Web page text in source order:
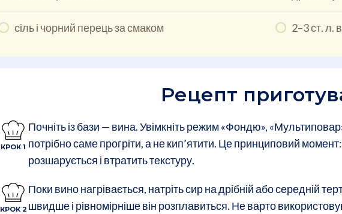
сіль і чорний перець за смаком 2–3 ст. л.
Рецепт
КРОК 1
Почніть із бази — вина. Увімкніть режим «Фондю»,
потрібно саме прогріти, а не кип’ятити. Це принциповий
розшарується і втратить текстуру.
КРОК 2
Поки вино нагрівається, натріть сир на дрібній або середній
швидше і рівномірніше він розплавиться. Не варто